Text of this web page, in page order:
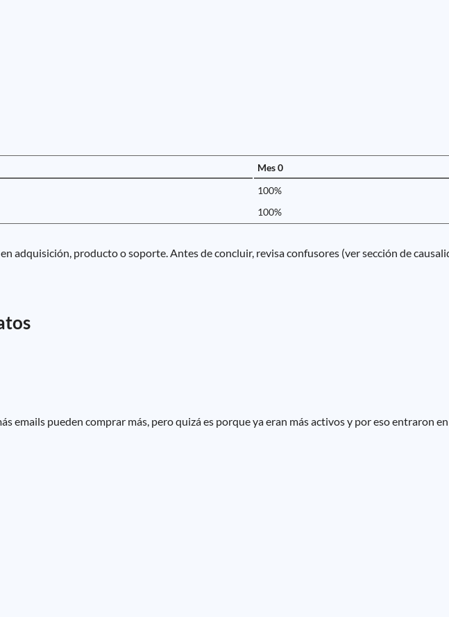
Mes 0
100%
100%
adquisición, producto o soporte. Antes de concluir, revisa confusores (ver sección de
emails pueden comprar más, pero quizá es porque ya eran más activos y por eso entraron